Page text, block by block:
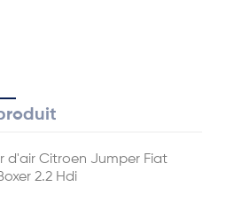
d'air Citroen Jumper Fiat
2.2 Hdi